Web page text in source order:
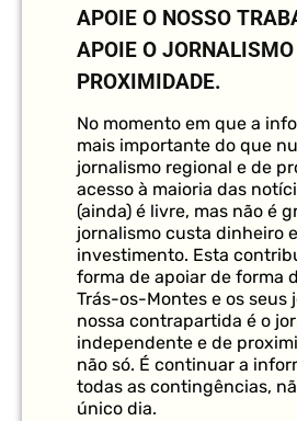
APOIE O NOSSO
APOIE O JORNALISMO
PROXIMIDADE.
No momento em que a
mais importante do que
jornalismo regional e de
acesso à maioria das
(ainda) é livre, mas não é
jornalismo custa dinheiro
investimento. Esta
forma de apoiar de forma
Trás-os-Montes e os seus
nossa contrapartida é o
independente e de
não só. É continuar a
todas as contingências,
único dia.